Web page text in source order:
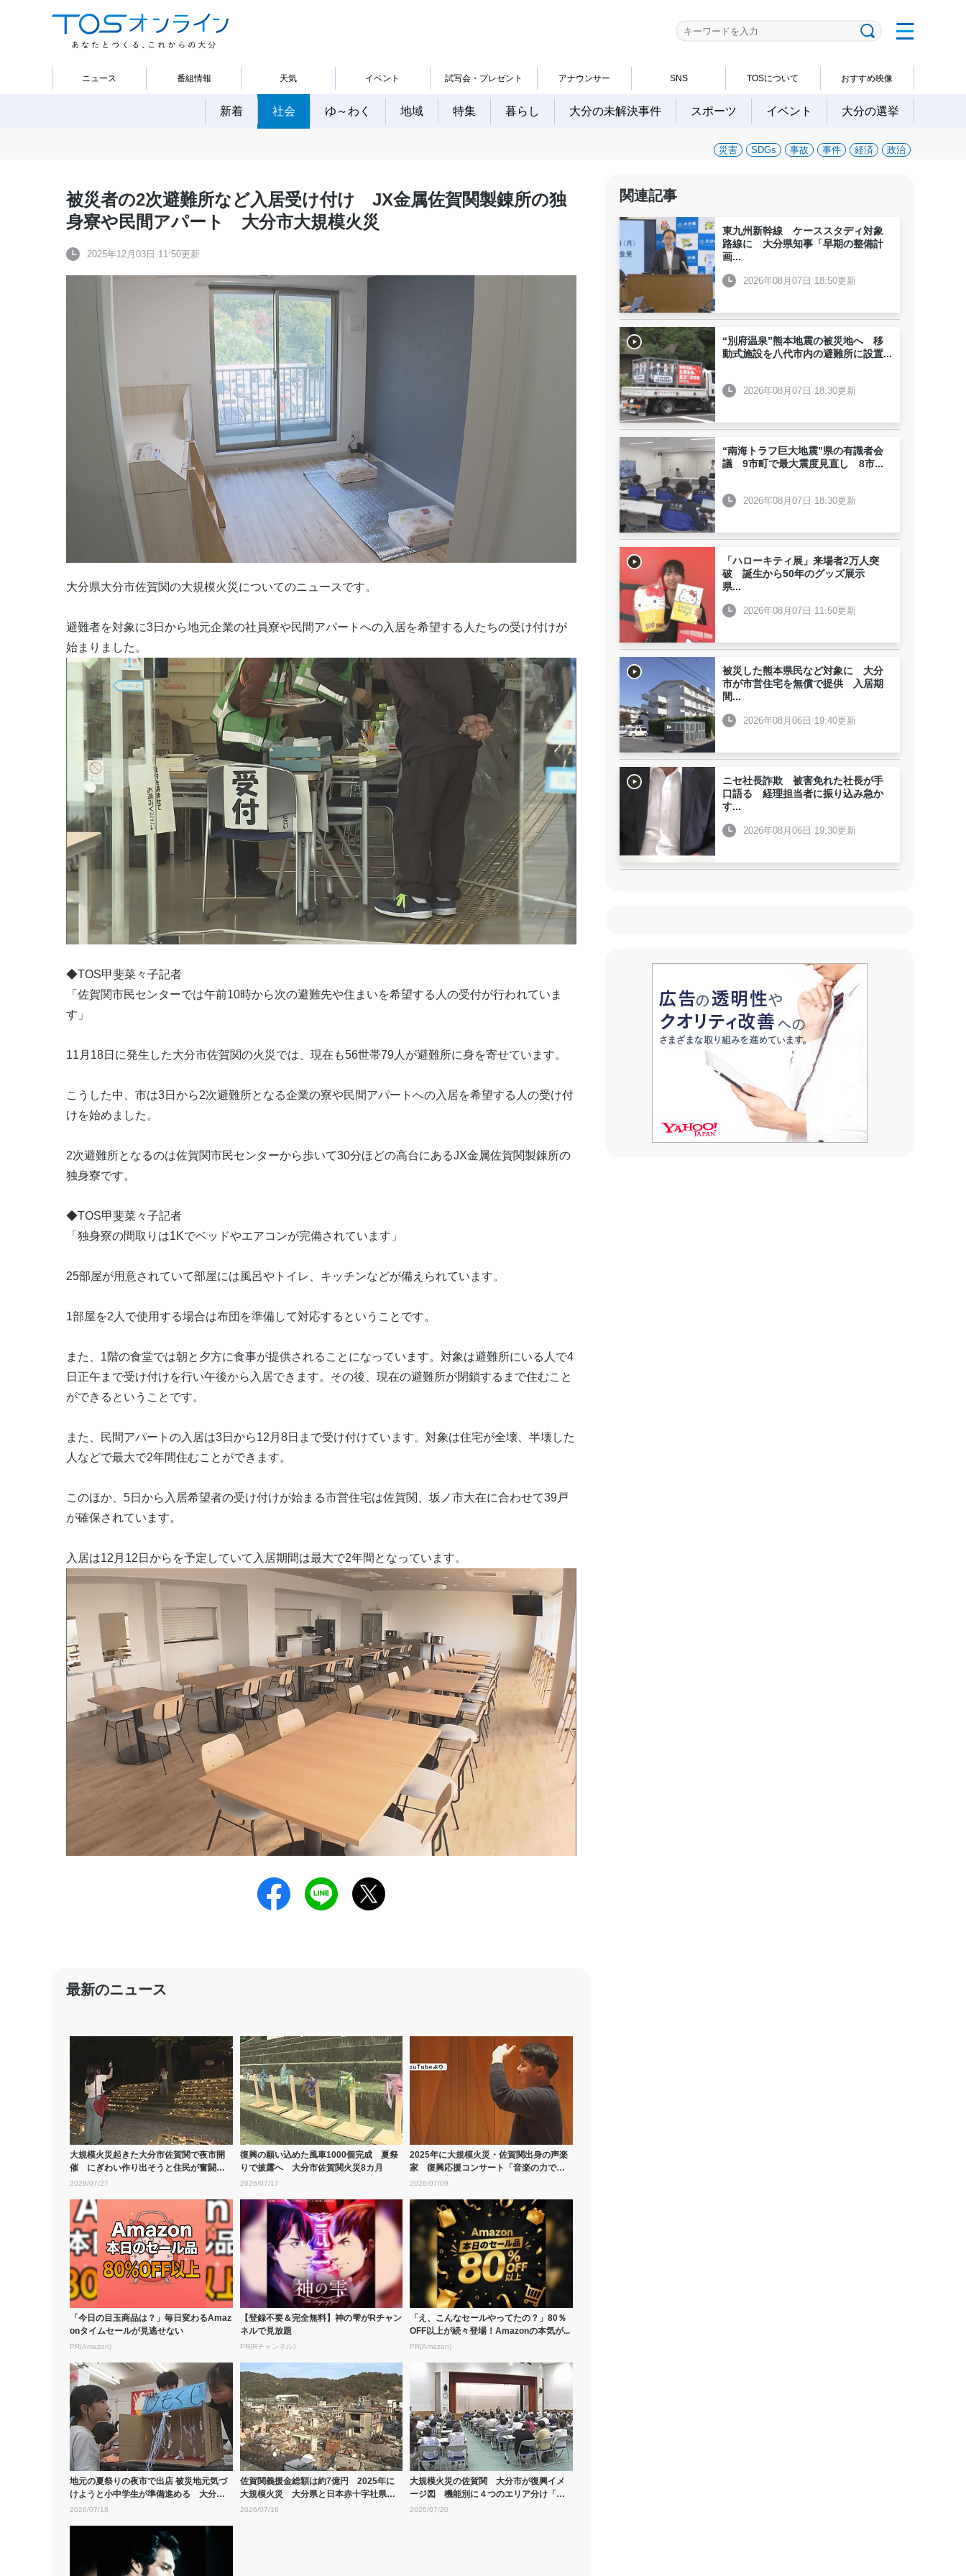
ニュース 番組情報 天気 イベント 試写会・プレゼント アナウンサー SNS TOSについて おすすめ映像
新着 社会 ゆ～わく 地域 特集 暮らし 大分の未解決事件 スポーツ イベント 大分の選挙
災害 SDGs 事故 事件 経済 政治
被災者の2次避難所など入居受け付け JX金属佐賀関製錬所の独
身寮や民間アパート 大分市大規模火災
2025年12月03日 11:50更新
大分県大分市佐賀関の大規模火災についてのニュースです。
避難者を対象に3日から地元企業の社員寮や民間アパートへの入居を希望する人たちの受け付けが
始まりました。
◆TOS甲斐菜々子記者
「佐賀関市民センターでは午前10時から次の避難先や住まいを希望する人の受付が行われていま
す」
11月18日に発生した大分市佐賀関の火災では、現在も56世帯79人が避難所に身を寄せています。
こうした中、市は3日から2次避難所となる企業の寮や民間アパートへの入居を希望する人の受け付
けを始めました。
2次避難所となるのは佐賀関市民センターから歩いて30分ほどの高台にあるJX金属佐賀関製錬所の
独身寮です。
◆TOS甲斐菜々子記者
「独身寮の間取りは1Kでベッドやエアコンが完備されています」
25部屋が用意されていて部屋には風呂やトイレ、キッチンなどが備えられています。
1部屋を2人で使用する場合は布団を準備して対応するということです。
また、1階の食堂では朝と夕方に食事が提供されることになっています。対象は避難所にいる人で4
日正午まで受け付けを行い午後から入居できます。その後、現在の避難所が閉鎖するまで住むこと
ができるということです。
また、民間アパートの入居は3日から12月8日まで受け付けています。対象は住宅が全壊、半壊した
人などで最大で2年間住むことができます。
このほか、5日から入居希望者の受け付けが始まる市営住宅は佐賀関、坂ノ市大在に合わせて39戸
が確保されています。
入居は12月12日からを予定していて入居期間は最大で2年間となっています。
最新のニュース
大規模火災起きた大分市佐賀関で夜市開
催 にぎわい作り出そうと住民が奮闘
子供たち...
2026/07/27
復興の願い込めた風車1000個完成 夏祭
りで披露へ 大分市佐賀関火災8カ月
2026/07/17
2025年に大規模火災・佐賀関出身の声楽
家 復興応援コンサート「音楽の力で地
元を...
2026/07/09
「今日の目玉商品は？」毎日変わるAmaz
onタイムセールが見逃せない
PR(Amazon)
【登録不要＆完全無料】神の雫がRチャン
ネルで見放題
PR(Rチャンネル)
「え、こんなセールやってたの？」80％
OFF以上が続々登場！Amazonの本気が...
PR(Amazon)
地元の夏祭りの夜市で出店 被災地元気づ
けようと小中学生が準備進める 大分市
佐賀関
2026/07/18
佐賀関義援金総額は約7億円 2025年に
大規模火災 大分県と日本赤十字社県支
部な...
2026/07/16
大規模火災の佐賀関 大分市が復興イメ
ージ図 機能別に４つのエリア分け「住
民からは...
2026/07/20
関連記事
東九州新幹線 ケーススタディ対象
路線に 大分県知事「早期の整備計
画...
2026年08月07日 18:50更新
“別府温泉”熊本地震の被災地へ 移
動式施設を八代市内の避難所に設置...
2026年08月07日 18:30更新
“南海トラフ巨大地震”県の有識者会
議 9市町で最大震度見直し 8市...
2026年08月07日 18:30更新
「ハローキティ展」来場者2万人突
破 誕生から50年のグッズ展示
県...
2026年08月07日 11:50更新
被災した熊本県民など対象に 大分
市が市営住宅を無償で提供 入居期
間...
2026年08月06日 19:40更新
ニセ社長詐欺 被害免れた社長が手
口語る 経理担当者に振り込み急か
す...
2026年08月06日 19:30更新